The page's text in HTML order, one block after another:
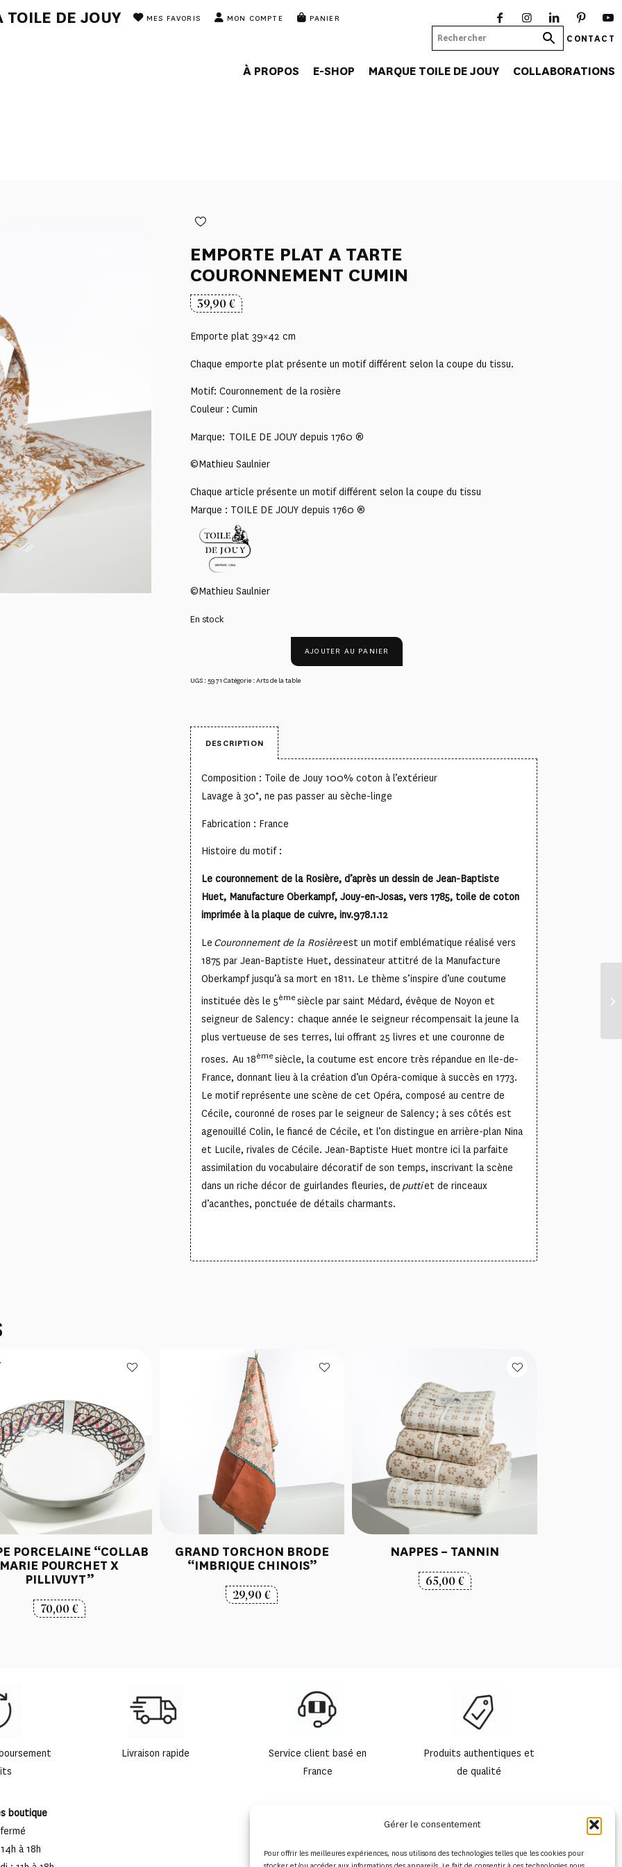
Gérer le consentement
Pour offrir les meilleures expériences, nous utilisons des technologies telles que les cookies pour
TOILE DE JOUY MES FAVORIS MON COMPTE PANIER
CONTACT
À PROPOS E-SHOP MARQUE TOILE DE JOUY COLLABORATIONS
EMPORTE PLAT A TARTE
COURONNEMENT CUMIN
39,90€
Emporte plat 39×42 cm
Chaque emporte plat présente un motif différent selon la coupe du tissu.
Motif: Couronnement de la rosière
Couleur : Cumin
Marque: TOILE DE JOUY depuis 1760 ®
©Mathieu Saulnier
Chaque article présente un motif différent selon la coupe du tissu
Marque : TOILE DE JOUY depuis 1760 ®
©Mathieu Saulnier
En stock
AJOUTER AU PANIER
UGS : 5971 Catégorie :Arts de la table
DESCRIPTION
Composition : Toile de Jouy 100% coton à l’extérieur
Lavage à 30°, ne pas passer au sèche-linge
Fabrication : France
Histoire du motif :
Le couronnement de la Rosière, d’après un dessin de Jean-Baptiste
Huet, Manufacture Oberkampf, Jouy-en-Josas, vers 1785, toile de coton
imprimée à la plaque de cuivre, inv.978.1.12
Le Couronnement de la Rosièreest un motif emblématique réalisé vers
1875 par Jean-Baptiste Huet, dessinateur attitré de la Manufacture
Oberkampf jusqu’à sa mort en 1811. Le thème s’inspire d’une coutume
instituée dès le 5èmesiècle par saint Médard, évêque de Noyon et
seigneur de Salency : chaque année le seigneur récompensait la jeune la
plus vertueuse de ses terres, lui offrant 25 livres et une couronne de
roses. Au 18èmesiècle, la coutume est encore très répandue en Ile-de-
France, donnant lieu à la création d’un Opéra-comique à succès en 1773.
Le motif représente une scène de cet Opéra, composé au centre de
Cécile, couronné de roses par le seigneur de Salency ; à ses côtés est
agenouillé Colin, le fiancé de Cécile, et l’on distingue en arrière-plan Nina
et Lucile, rivales de Cécile. Jean-Baptiste Huet montre ici la parfaite
assimilation du vocabulaire décoratif de son temps, inscrivant la scène
dans un riche décor de guirlandes fleuries, de puttiet de rinceaux
d’acanthes, ponctuée de détails charmants.
PORCELAINE “COLLAB
MARIE POURCHET X
PILLIVUYT”
70,00€
GRAND TORCHON BRODE
“IMBRIQUE CHINOIS”
29,90€
NAPPES – TANNIN
65,00€
Livraison rapide
Service client basé en
France
Produits authentiques et
de qualité
boutique
à 18h